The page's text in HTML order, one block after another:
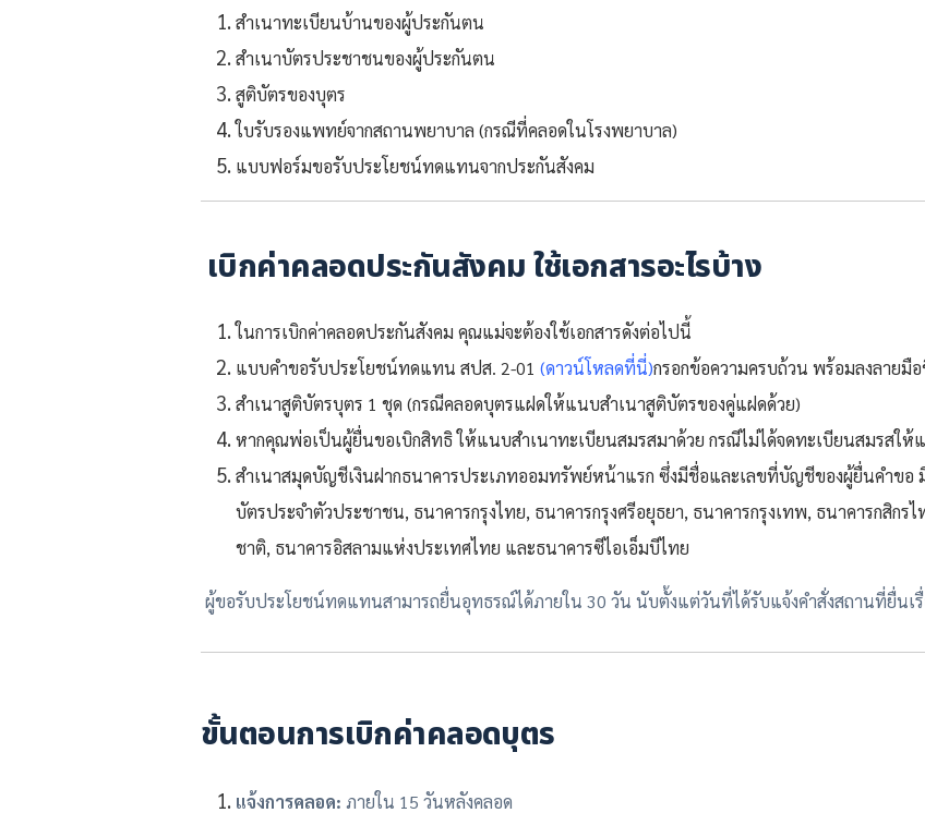
สำเนาทะเบียนบ้านของผู้ประกันตน
สำเนาบัตรประชาชนของผู้ประกันตน
สูติบัตรของบุตร
ใบรับรองแพทย์จากสถานพยาบาล (กรณีที่คลอดในโรงพยาบาล)
แบบฟอร์มขอรับประโยชน์ทดแทนจากประกันสังคม
เบิกค่าคลอดประกันสังคม ใช้เอกสารอะไรบ้าง
ในการเบิกค่าคลอดประกันสังคม คุณแม่จะต้องใช้เอกสารดังต่อไปนี้
แบบคำขอรับประโยชน์ทดแทน สปส. 2-01 (ดาวน์โหลดที่นี่)กรอกข้อความครบถ้วน พร้อมลงลายมื
สำเนาสูติบัตรบุตร 1 ชุด (กรณีคลอดบุตรแฝดให้แนบสำเนาสูติบัตรของคู่แฝดด้วย)
หากคุณพ่อเป็นผู้ยื่นขอเบิกสิทธิ ให้แนบสำเนาทะเบียนสมรสมาด้วย กรณีไม่ได้จดทะเบียนสมรสใ
สำเนาสมุดบัญชีเงินฝากธนาคารประเภทออมทรัพย์หน้าแรก ซึ่งมีชื่อและเลขที่บัญชีของผู้ยื่นคำขอ
บัตรประจำตัวประชาชน, ธนาคารกรุงไทย, ธนาคารกรุงศรีอยุธยา, ธนาคารกรุงเทพ, ธนาคารกสิก
ชาติ, ธนาคารอิสลามแห่งประเทศไทย และธนาคารซีไอเอ็มบีไทย
ผู้ขอรับประโยชน์ทดแทนสามารถยื่นอุทธรณ์ได้ภายใน 30 วัน นับตั้งแต่วันที่ได้รับแจ้งคำสั่งสถานที่ยื่นเรื่
ขั้นตอนการเบิกค่าคลอดบุตร
แจ้งการคลอด: ภายใน 15 วันหลังคลอด